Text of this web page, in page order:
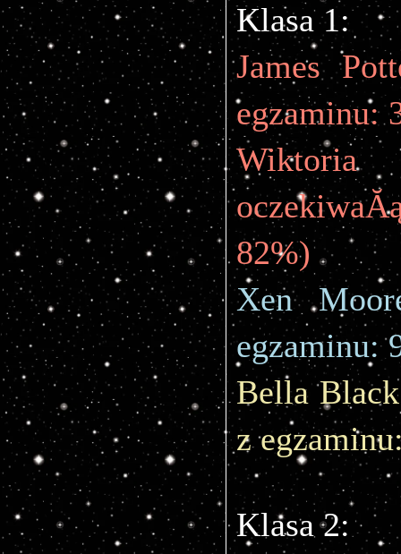
Klasa 1:
James
egzaminu:
82%)
Xen
egzaminu:
Bella
z
Klasa 2: